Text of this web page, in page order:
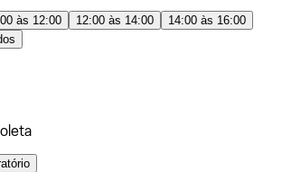
às 12:00 12:00 às 14:00
14:00 às 16:00